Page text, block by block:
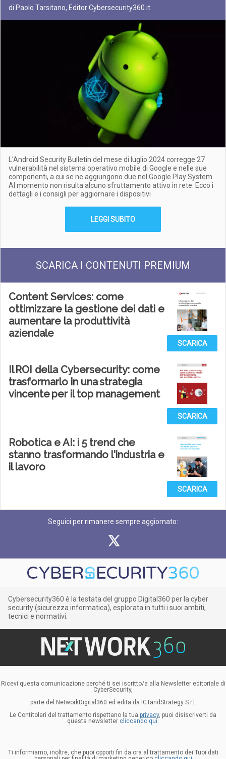
di Paolo Tarsitano, Editor Cybersecurity360.it
L’Android Security Bulletin del mese di luglio 2024 corregge 27
vulnerabilità nel sistema operativo mobile di Google e nelle sue
componenti, a cui se ne aggiungono due nel Google Play System.
Al momento non risulta alcuno sfruttamento attivo in rete. Ecco i
dettagli e i consigli per aggiornare i dispositivi
LEGGI SUBITO
SCARICA I CONTENUTI PREMIUM
Content Services: come
ottimizzare la gestione dei dati e
aumentare la produttività
aziendale
SCARICA
Il ROI della Cybersecurity: come
trasformarlo in una strategia
vincente per il top management
SCARICA
Robotica e AI: i 5 trend che
stanno trasformando l'industria e
il lavoro
SCARICA
Seguici per rimanere sempre aggiornato:
Cybersecurity360 è la testata del gruppo Digital360 per la cyber
security (sicurezza informatica), esplorata in tutti i suoi ambiti,
tecnici e normativi.
Ricevi questa comunicazione perché ti sei iscritto/a alla Newsletter editoriale di
CyberSecurity,
parte del NetworkDigital360 ed edita da ICTandStrategy S.r.l.
Le Contitolari del trattamento rispettano la tua privacy, puoi disiscriverti da
questa newsletter cliccando qui.
Ti informiamo, inoltre, che puoi opporti fin da ora al trattamento dei Tuoi dati